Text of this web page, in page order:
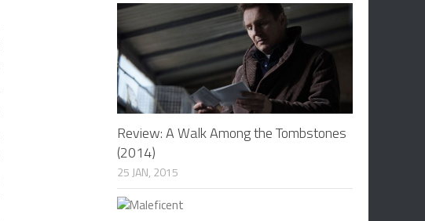
Review: A Walk Among the Tombstones
(2014)
25 JAN, 2015